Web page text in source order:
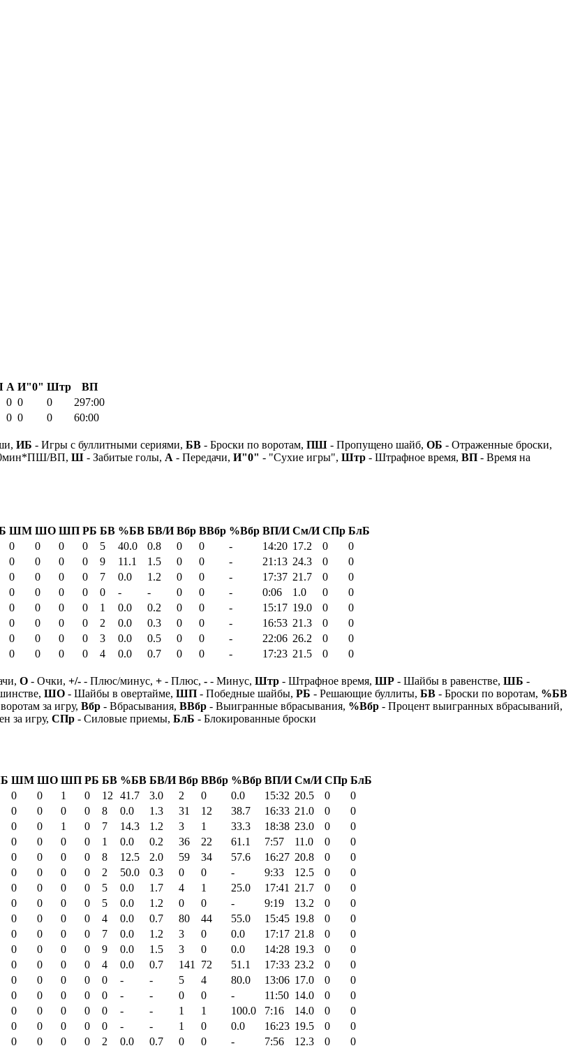
А И"0" Штр
ВП
0 0 0
297:00
0 0 0
60:00
ИБ - Игры с буллитными сериями, БВ - Броски по воротам, ПШ - Пропущено шайб, ОБ - Отраженные броски,
ВП, Ш - Забитые голы, А - Передачи, И"0" - "Сухие игры", Штр - Штрафное время, ВП - Время на
ШМ ШО ШП РБ БВ %БВ БВ/И Вбр ВВбр %Вбр ВП/И См/И СПр БлБ
0 0 0 0 5 40.0 0.8 0 0 - 14:20 17.2 0
0
0 0 0 0 9 11.1 1.5 0 0 - 21:13 24.3 0
0
0 0 0 0 7 0.0 1.2 0 0 - 17:37 21.7 0
0
0 0 0 0 0 - - 0 0 - 0:06 1.0 0
0
0 0 0 0 1 0.0 0.2 0 0 - 15:17 19.0 0
0
0 0 0 0 2 0.0 0.3 0 0 - 16:53 21.3 0
0
0 0 0 0 3 0.0 0.5 0 0 - 22:06 26.2 0
0
0 0 0 0 4 0.0 0.7 0 0 - 17:23 21.5 0
0
О - Очки, +/- - Плюс/минус, + - Плюс, - - Минус, Штр - Штрафное время, ШР - Шайбы в равенстве, ШБ -
ШО - Шайбы в овертайме, ШП - Победные шайбы, РБ - Решающие буллиты, БВ - Броски по воротам, %БВ
за игру, Вбр - Вбрасывания, ВВбр - Выигранные вбрасывания, %Вбр - Процент выигранных вбрасываний,
за игру, СПр - Силовые приемы, БлБ - Блокированные броски
ШМ ШО ШП РБ БВ %БВ БВ/И Вбр ВВбр %Вбр ВП/И См/И СПр БлБ
0 0 1 0 12 41.7 3.0 2 0 0.0 15:32 20.5 0
0
0 0 0 0 8 0.0 1.3 31 12 38.7 16:33 21.0 0
0
0 0 1 0 7 14.3 1.2 3 1 33.3 18:38 23.0 0
0
0 0 0 0 1 0.0 0.2 36 22 61.1 7:57 11.0 0
0
0 0 0 0 8 12.5 2.0 59 34 57.6 16:27 20.8 0
0
0 0 0 0 2 50.0 0.3 0 0 - 9:33 12.5 0
0
0 0 0 0 5 0.0 1.7 4 1 25.0 17:41 21.7 0
0
0 0 0 0 5 0.0 1.2 0 0 - 9:19 13.2 0
0
0 0 0 0 4 0.0 0.7 80 44 55.0 15:45 19.8 0
0
0 0 0 0 7 0.0 1.2 3 0 0.0 17:17 21.8 0
0
0 0 0 0 9 0.0 1.5 3 0 0.0 14:28 19.3 0
0
0 0 0 0 4 0.0 0.7 141 72 51.1 17:33 23.2 0
0
0 0 0 0 0 - - 5 4 80.0 13:06 17.0 0
0
0 0 0 0 0 - - 0 0 - 11:50 14.0 0
0
0 0 0 0 0 - - 1 1 100.0 7:16 14.0 0
0
0 0 0 0 0 - - 1 0 0.0 16:23 19.5 0
0
0 0 0 0 2 0.0 0.7 0 0 - 7:56 12.3 0
0